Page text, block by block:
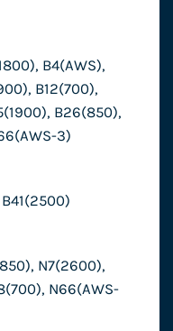
B4(AWS),
B12(700),
B26(850),
3)
N7(2600),
N66(AWS-